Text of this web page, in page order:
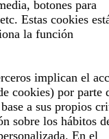
botones para
Estas cookies
la función
implican el
cookies) por parte
a sus propios
sobre los hábitos
En el